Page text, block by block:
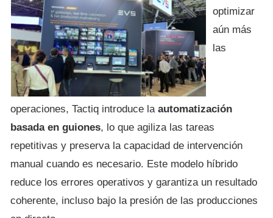
optimizar
aún más
las
operaciones, Tactiq introduce la automatización
basada en guiones, lo que agiliza las tareas
repetitivas y preserva la capacidad de intervención
manual cuando es necesario. Este modelo híbrido
reduce los errores operativos y garantiza un resultado
coherente, incluso bajo la presión de las producciones